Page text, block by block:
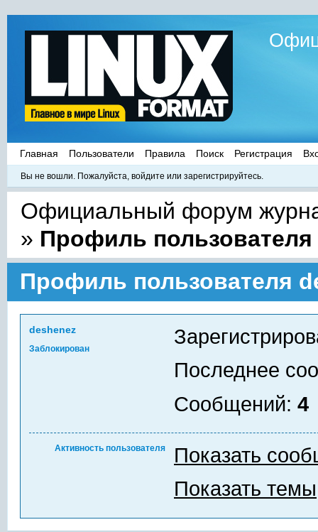
Главная Пользователи Правила Поиск Регистрация
Вы не вошли. Пожалуйста, войдите или зарегистрируйтесь.
Официальный форум
» Профиль пользователя
Профиль пользователя
deshenez
Заблокирован
Последнее
Сообщений: 4
Активность пользователя
Показать
Показать темы